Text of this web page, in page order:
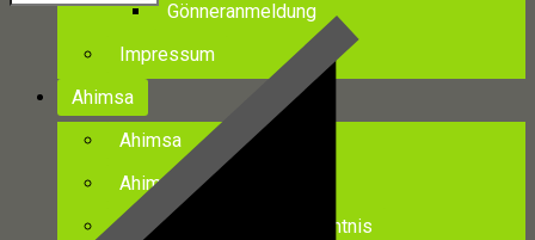
Gönneranmeldung
Impressum
Ahimsa
Ahimsa
Ahimsa Statuten
Ahimsa – Glaubensbekenntnis